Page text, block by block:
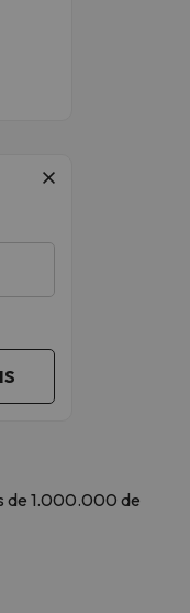
de 1.000.000 de